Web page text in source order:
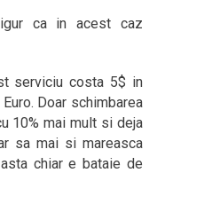
ca in acest caz
serviciu costa 5$ in
Doar schimbarea
10% mai mult si deja
sa mai si mareasca
chiar e bataie de